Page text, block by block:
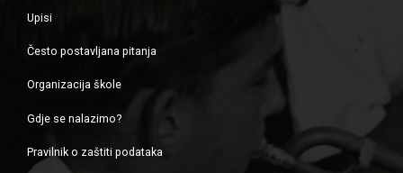
Upisi
Često postavljana pitanja
Organizacija škole
Gdje se nalazimo?
Pravilnik o zaštiti podataka